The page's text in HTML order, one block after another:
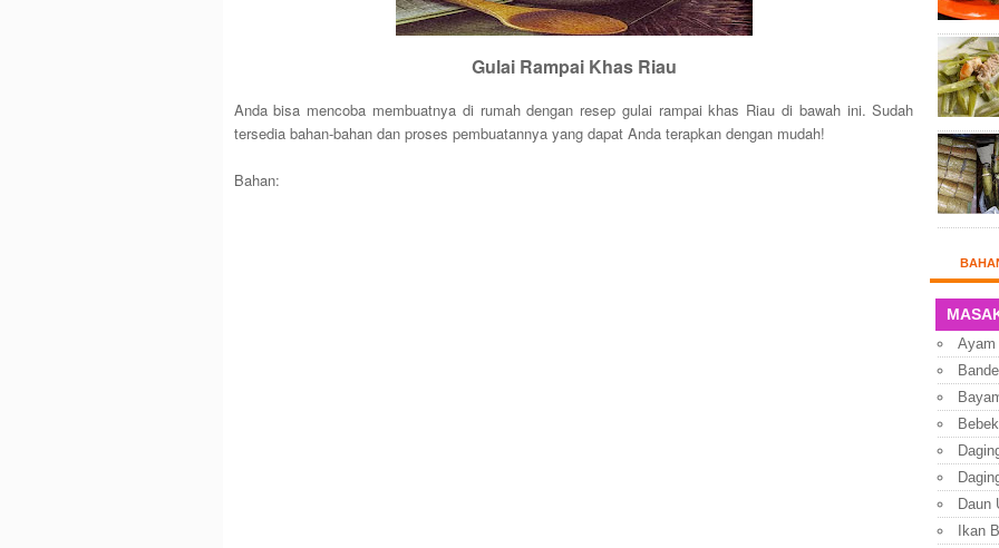
Gulai Rampai Khas Riau
Anda bisa mencoba membuatnya di rumah dengan resep gulai rampai khas Riau di bawah ini. Sudah
tersedia bahan-bahan dan proses pembuatannya yang dapat Anda terapkan dengan mudah!
Bahan:
Ayam
Bebek
Daun
Ikan